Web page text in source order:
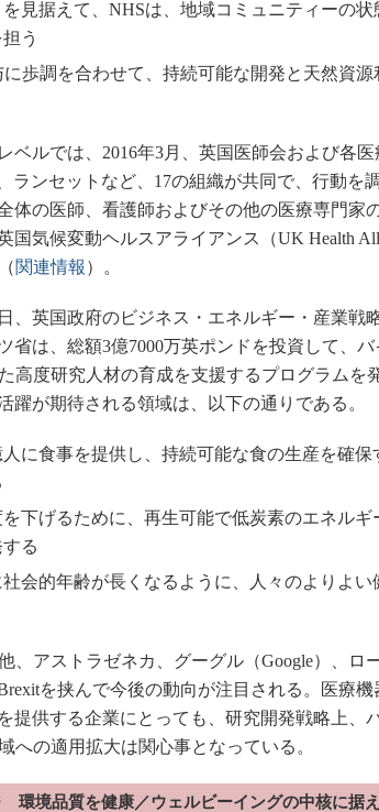
見据えて、NHSは、地域コミュニティーの
う
歩調を合わせて、持続可能な開発と天然資源
ルでは、2016年3月、英国医師会および各医
ランセットなど、17の組織が共同で、行動を
体の医師、看護師およびその他の医療専門家
国気候変動ヘルスアライアンス（UK Health
関連情報 ）。
、英国政府のビジネス・エネルギー・産業戦
省は、総額3億7000万英ポンドを投資して、
高度研究人材の育成を支援するプログラムを
躍が期待される領域は、以下の通りである。
人に食事を提供し、持続可能な食の生産を確
下げるために、再生可能で低炭素のエネルギ
る
会的年齢が長くなるように、人々のよりよい
、アストラゼネカ、グーグル（Google）、ロ
を挟んで今後の動向が注目される。医療
提供する企業にとっても、研究開発戦略上、
への適用拡大は関心事となっている。
環境品質を健康／ウェルビーイングの中核に据